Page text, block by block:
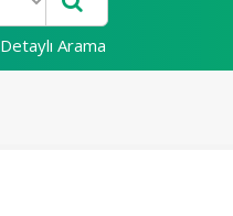
Detaylı Arama